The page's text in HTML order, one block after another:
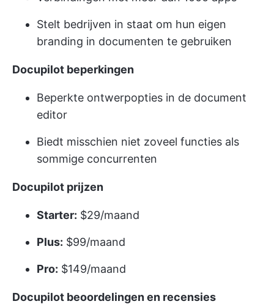
Stelt bedrijven in staat om hun eigen
branding in documenten te gebruiken
Docupilot beperkingen
Beperkte ontwerpopties in de document
editor
Biedt misschien niet zoveel functies als
sommige concurrenten
Docupilot prijzen
Starter: $29/maand
Plus: $99/maand
Pro: $149/maand
Docupilot beoordelingen en recensies